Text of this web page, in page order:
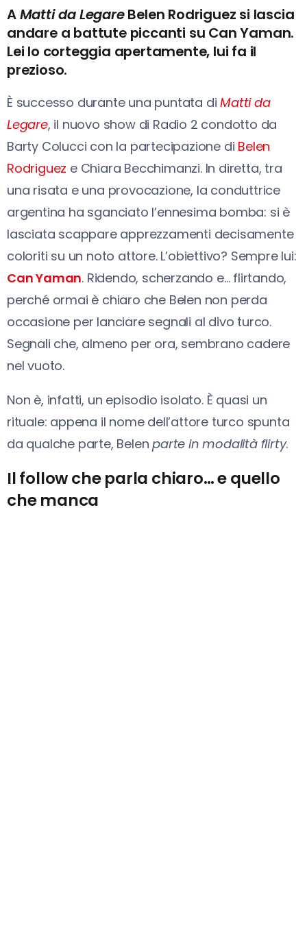
AMatti da LegareBelen Rodriguez si lascia
andare a battute piccanti su Can Yaman.
Lei lo corteggia apertamente, lui fa il
prezioso.
È successo durante una puntata diMatti da
Legare, il nuovo show di Radio 2 condotto da
Barty Colucci con la partecipazione di Belen
Rodriguez e Chiara Becchimanzi. In diretta, tra
una risata e una provocazione, la conduttrice
argentina ha sganciato l’ennesima bomba: si è
lasciata scappare apprezzamenti decisamente
coloriti su un noto attore. L’obiettivo? Sempre lui:
Can Yaman. Ridendo, scherzando e… flirtando,
perché ormai è chiaro che Belen non perda
occasione per lanciare segnali al divo turco.
Segnali che, almeno per ora, sembrano cadere
nel vuoto.
Non è, infatti, un episodio isolato. È quasi un
rituale: appena il nome dell’attore turco spunta
da qualche parte, Belenparte in modalità flirty.
Il follow che parla chiaro… e quello
che manca